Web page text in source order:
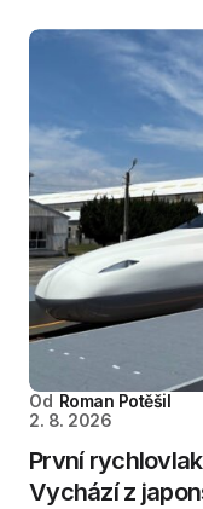
Od Roman Potěšil
2. 8. 2026
První
Vychází z